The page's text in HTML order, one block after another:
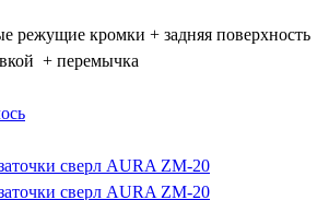
режущие кромки + задняя поверхность
+ перемычка